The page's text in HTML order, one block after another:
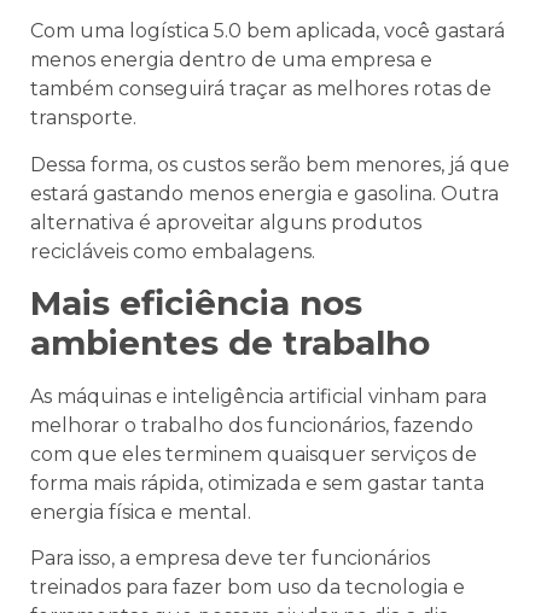
Com uma logística 5.0 bem aplicada, você gastará
menos energia dentro de uma empresa e
também conseguirá traçar as melhores rotas de
transporte.
Dessa forma, os custos serão bem menores, já que
estará gastando menos energia e gasolina. Outra
alternativa é aproveitar alguns produtos
recicláveis como embalagens.
Mais eficiência nos
ambientes de trabalho
As máquinas e inteligência artificial vinham para
melhorar o trabalho dos funcionários, fazendo
com que eles terminem quaisquer serviços de
forma mais rápida, otimizada e sem gastar tanta
energia física e mental.
Para isso, a empresa deve ter funcionários
treinados para fazer bom uso da tecnologia e